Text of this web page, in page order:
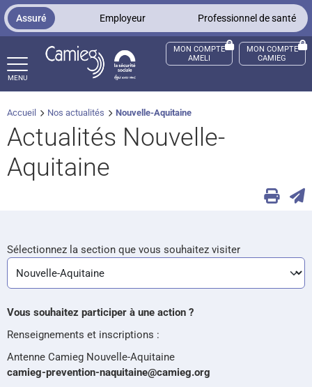
Panneau de gestion des cookies
Assuré Employeur Professionnel de santé
MENU
sourds et malentendants
MON COMPTE
AMELI
MON COMPTE
CAMIEG
Accueil Nos actualités Nouvelle-Aquitaine
Actualités Nouvelle-
Aquitaine
Sélectionnez la section que vous souhaitez visiter
Vous souhaitez participer à une action ?
Renseignements et inscriptions :
Antenne Camieg Nouvelle-Aquitaine
camieg-prevention-naquitaine@camieg.org